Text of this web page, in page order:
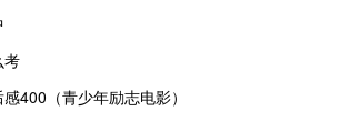
考
400（青少年励志电影）